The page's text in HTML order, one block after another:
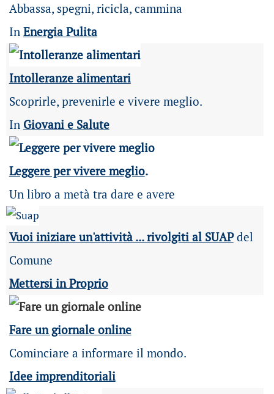
Abbassa, spegni, ricicla, cammina
In Energia Pulita
Intolleranze alimentari
Scoprirle, prevenirle e vivere meglio.
In Giovani e Salute
Leggere per vivere meglio.
Un libro a metà tra dare e avere
Vuoi iniziare un'attività ... rivolgiti al SUAPdel
Comune
Mettersi in Proprio
Fare un giornale online
Cominciare a informare il mondo.
Idee imprenditoriali